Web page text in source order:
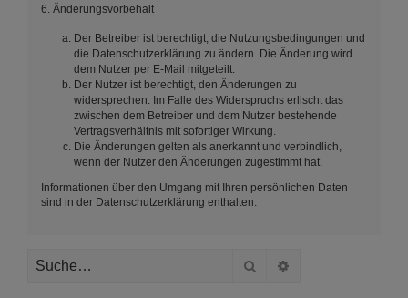
6. Änderungsvorbehalt
Der Betreiber ist berechtigt, die Nutzungsbedingungen und
die Datenschutzerklärung zu ändern. Die Änderung wird
dem Nutzer per E-Mail mitgeteilt.
Der Nutzer ist berechtigt, den Änderungen zu
widersprechen. Im Falle des Widerspruchs erlischt das
zwischen dem Betreiber und dem Nutzer bestehende
Vertragsverhältnis mit sofortiger Wirkung.
Die Änderungen gelten als anerkannt und verbindlich,
wenn der Nutzer den Änderungen zugestimmt hat.
Informationen über den Umgang mit Ihren persönlichen Daten
sind in der Datenschutzerklärung enthalten.
Suche